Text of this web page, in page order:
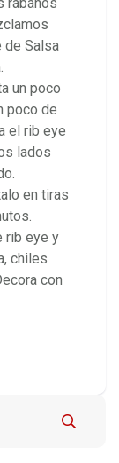
de Salsa
un poco
poco de
el rib eye
lados
en tiras
rib eye y
chiles
con